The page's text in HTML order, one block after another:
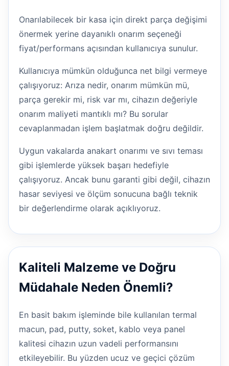
Onarılabilecek bir kasa için direkt parça değişimi
önermek yerine dayanıklı onarım seçeneği
fiyat/performans açısından kullanıcıya sunulur.
Kullanıcıya mümkün olduğunca net bilgi vermeye
çalışıyoruz: Arıza nedir, onarım mümkün mü,
parça gerekir mi, risk var mı, cihazın değeriyle
onarım maliyeti mantıklı mı? Bu sorular
cevaplanmadan işlem başlatmak doğru değildir.
Uygun vakalarda anakart onarımı ve sıvı teması
gibi işlemlerde yüksek başarı hedefiyle
çalışıyoruz. Ancak bunu garanti gibi değil, cihazın
hasar seviyesi ve ölçüm sonucuna bağlı teknik
bir değerlendirme olarak açıklıyoruz.
Kaliteli Malzeme ve Doğru
Müdahale Neden Önemli?
En basit bakım işleminde bile kullanılan termal
macun, pad, putty, soket, kablo veya panel
kalitesi cihazın uzun vadeli performansını
etkileyebilir. Bu yüzden ucuz ve geçici çözüm